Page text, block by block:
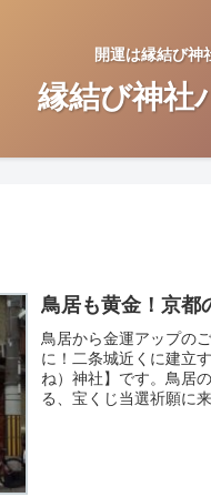
開運は縁結び神
縁結び神社
鳥居も黄金！京都
鳥居から金運アップの
に！二条城近くに建立
ね）神社】です。鳥居
る、宝くじ当選祈願に